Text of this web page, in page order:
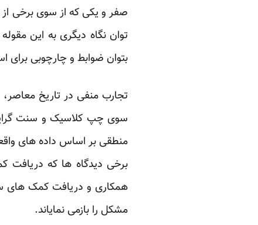
صفر و یکی که از سوی برخی
توان نگاه دیگری به این
بتوان ضوابط و چارچوبی
تجارب منفی در تاریخ
سوی چپ کلاسیک و سنت
منطقی بر اساس داده های
برخی دیدگاه ها که دریافت
همکاری و دریافت کمک های
مشکل را بازمی نمایاند.